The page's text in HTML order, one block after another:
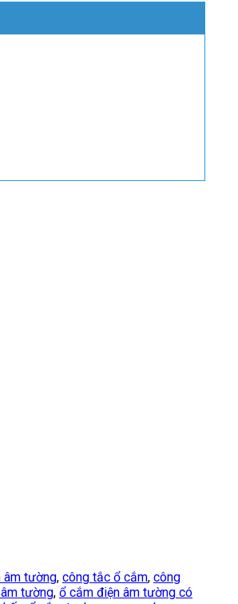
âm tường, công tắc ổ cắm, công
tường, ổ cắm điện âm tường có